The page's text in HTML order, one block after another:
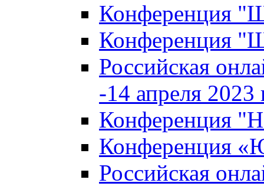
Конференция
Конференция
Российская
-14 апреля 2023
Конференция
Конференция
Российская